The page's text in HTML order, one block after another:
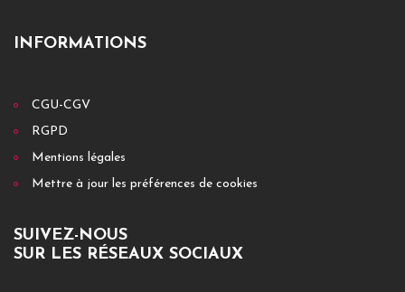
INFORMATIONS
CGU-CGV
RGPD
Mentions légales
Mettre à jour les préférences de cookies
SUIVEZ-NOUS
SUR LES RÉSEAUX SOCIAUX